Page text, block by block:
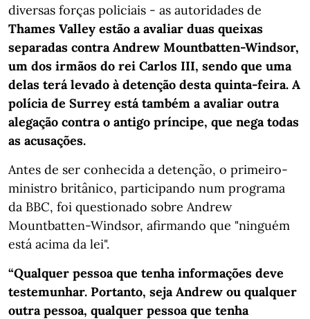
diversas forças policiais - as autoridades de
Thames Valley estão a avaliar duas queixas
separadas contra Andrew Mountbatten-Windsor,
um dos irmãos do rei Carlos III, sendo que uma
delas terá levado à detenção desta quinta-feira. A
polícia de Surrey está também a avaliar outra
alegação contra o antigo príncipe, que nega todas
as acusações.
Antes de ser conhecida a detenção, o primeiro-
ministro britânico, participando num programa
da BBC, foi questionado sobre Andrew
Mountbatten-Windsor, afirmando que "ninguém
está acima da lei".
“Qualquer pessoa que tenha informações deve
testemunhar. Portanto, seja Andrew ou qualquer
outra pessoa, qualquer pessoa que tenha